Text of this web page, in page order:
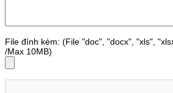
File đính kèm: (File "doc", "docx", "xls",
/Max 10MB)